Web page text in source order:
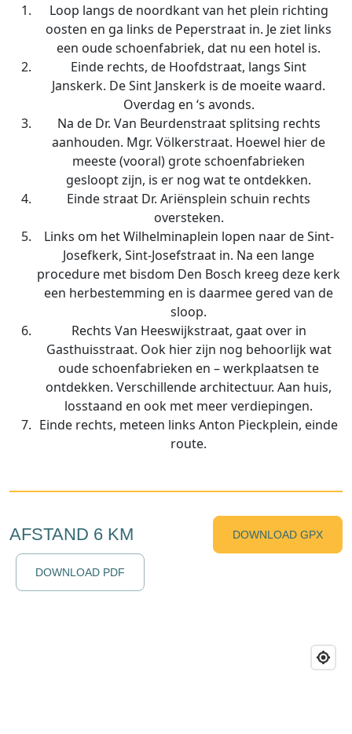
Loop langs de noordkant van het plein richting
oosten en ga links de Peperstraat in. Je ziet links
een oude schoenfabriek, dat nu een hotel is.
Einde rechts, de Hoofdstraat, langs Sint
Janskerk. De Sint Janskerk is de moeite waard.
Overdag en ‘s avonds.
Na de Dr. Van Beurdenstraat splitsing rechts
aanhouden. Mgr. Völkerstraat. Hoewel hier de
meeste (vooral) grote schoenfabrieken
gesloopt zijn, is er nog wat te ontdekken.
Einde straat Dr. Ariënsplein schuin rechts
oversteken.
Links om het Wilhelminaplein lopen naar de Sint-
Josefkerk, Sint-Josefstraat in. Na een lange
procedure met bisdom Den Bosch kreeg deze kerk
een herbestemming en is daarmee gered van de
sloop.
Rechts Van Heeswijkstraat, gaat over in
Gasthuisstraat. Ook hier zijn nog behoorlijk wat
oude schoenfabrieken en – werkplaatsen te
ontdekken. Verschillende architectuur. Aan huis,
losstaand en ook met meer verdiepingen.
Einde rechts, meteen links Anton Pieckplein, einde
route.
AFSTAND 6 KM DOWNLOAD GPX
DOWNLOAD PDF